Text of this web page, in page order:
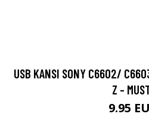
USB KANSI SONY C6602/
Z -
9.95